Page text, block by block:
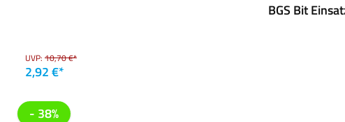
BGS Bit
UVP: 10,70 €*
2,92 €*
- 38%